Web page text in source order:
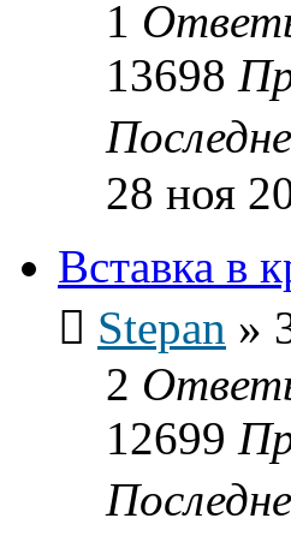
1
13698
28 ноя
Вставка в
Stepan »
2
12699